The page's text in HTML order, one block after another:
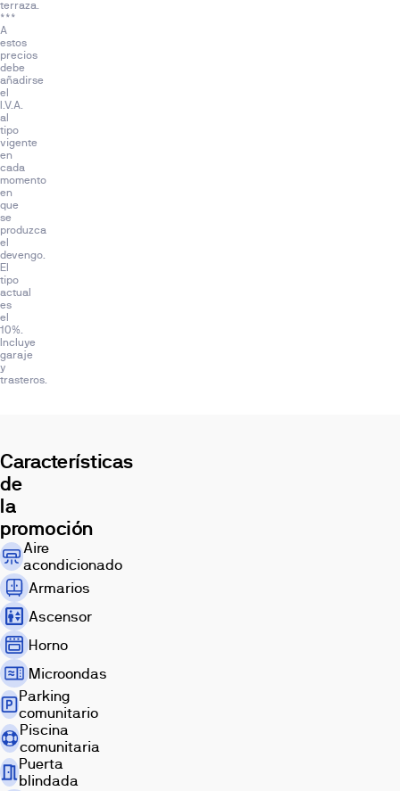
y
la
futura
Ciudad
de
la
Justicia,
en
una
zona
bien
conectada
y
concebida
como
uno
de
los
nuevos
ejes
Sevilla.
terraza.
***
A
estos
precios
debe
añadirse
el
I.V.A.
al
tipo
vigente
en
cada
momento
en
que
se
produzca
el
devengo.
El
tipo
actual
es
el
10%.
Incluye
garaje
y
trasteros.
Características
de
la
promoción
Aire
acondicionado
Armarios
Ascensor
Horno
Microondas
Parking
comunitario
Piscina
comunitaria
Puerta
blindada